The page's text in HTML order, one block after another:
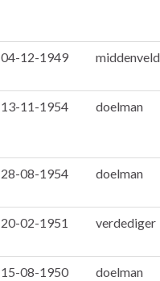
04-12-1949
13-11-1954 doelman
28-08-1954 doelman
20-02-1951 verdediger
15-08-1950 doelman